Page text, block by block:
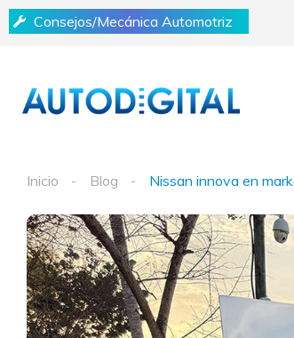
Consejos/Mecánica Automotriz
Inicio Blog Nissan innova en